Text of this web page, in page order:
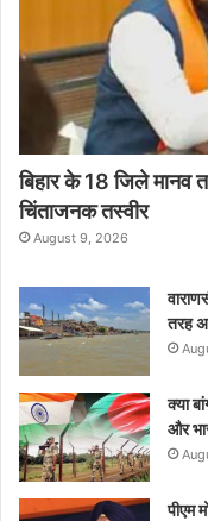
बिहार के 18 जिले मानव
चिंताजनक तस्वीर
August 9, 2026
तरह
क्या
और
पीएम